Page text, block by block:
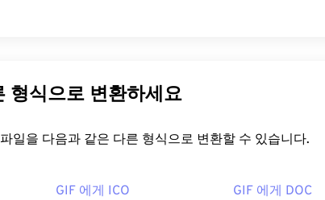
형식으로 변환하세요
GIF 파일을 다음과 같은 다른 형식으로 변환할 수 있습니다.
GIF 에게 ICO GIF 에게 DOC